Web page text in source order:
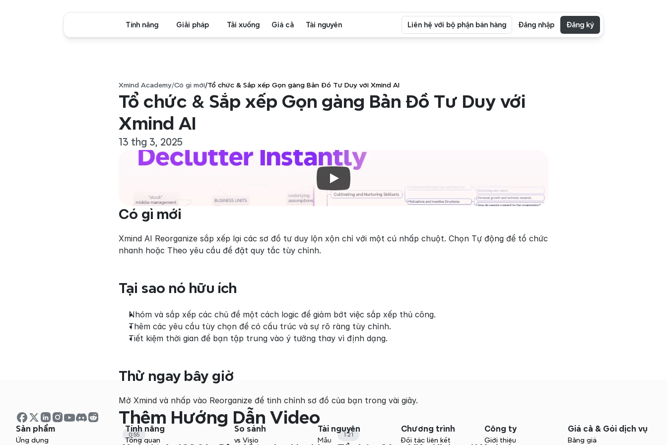
Xmind Academy/Có gì mới/Tổ chức & Sắp xếp Gọn gàng Bản Đồ Tư Duy với Xmind AI
Tổ chức & Sắp xếp Gọn gàng Bản Đồ Tư Duy với
Xmind AI
13 thg 3, 2025
Có gì mới
Xmind AI Reorganize sắp xếp lại các sơ đồ tư duy lộn xộn chỉ với một cú nhấp chuột. Chọn Tự động để tổ chức
nhanh hoặc Theo yêu cầu để đặt quy tắc tùy chỉnh.
Tại sao nó hữu ích
Nhóm và sắp xếp các chủ đề một cách logic để giảm bớt việc sắp xếp thủ công.
Thêm các yêu cầu tùy chọn để có cấu trúc và sự rõ ràng tùy chỉnh.
Tiết kiệm thời gian để bạn tập trung vào ý tưởng thay vì định dạng.
Thử ngay bây giờ
Mở Xmind và nhấp vào Reorganize để tinh chỉnh sơ đồ của bạn trong vài giây.
Thêm Hướng Dẫn Video
0:55 1:21
Sản phẩm
Ứng dụng
Tính năng
Tổng quan
So sánh
vs Visio
Tài nguyên
Mẫu
Chương trình
Đối tác liên kết
Công ty
Giới thiệu
Giá cả & Gói dịch vụ
Bảng giá
Tính năng Giải pháp Tải xuống Giá cả Tài nguyên Liên hệ với bộ phận bán hàng Đăng nhập Đăng ký